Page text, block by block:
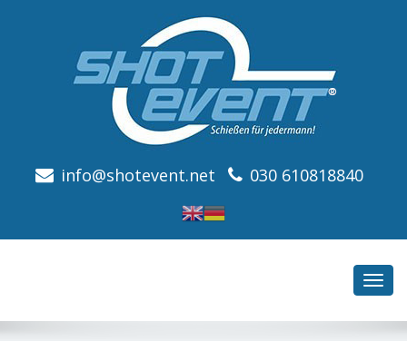
info@shotevent.net 030 610818840